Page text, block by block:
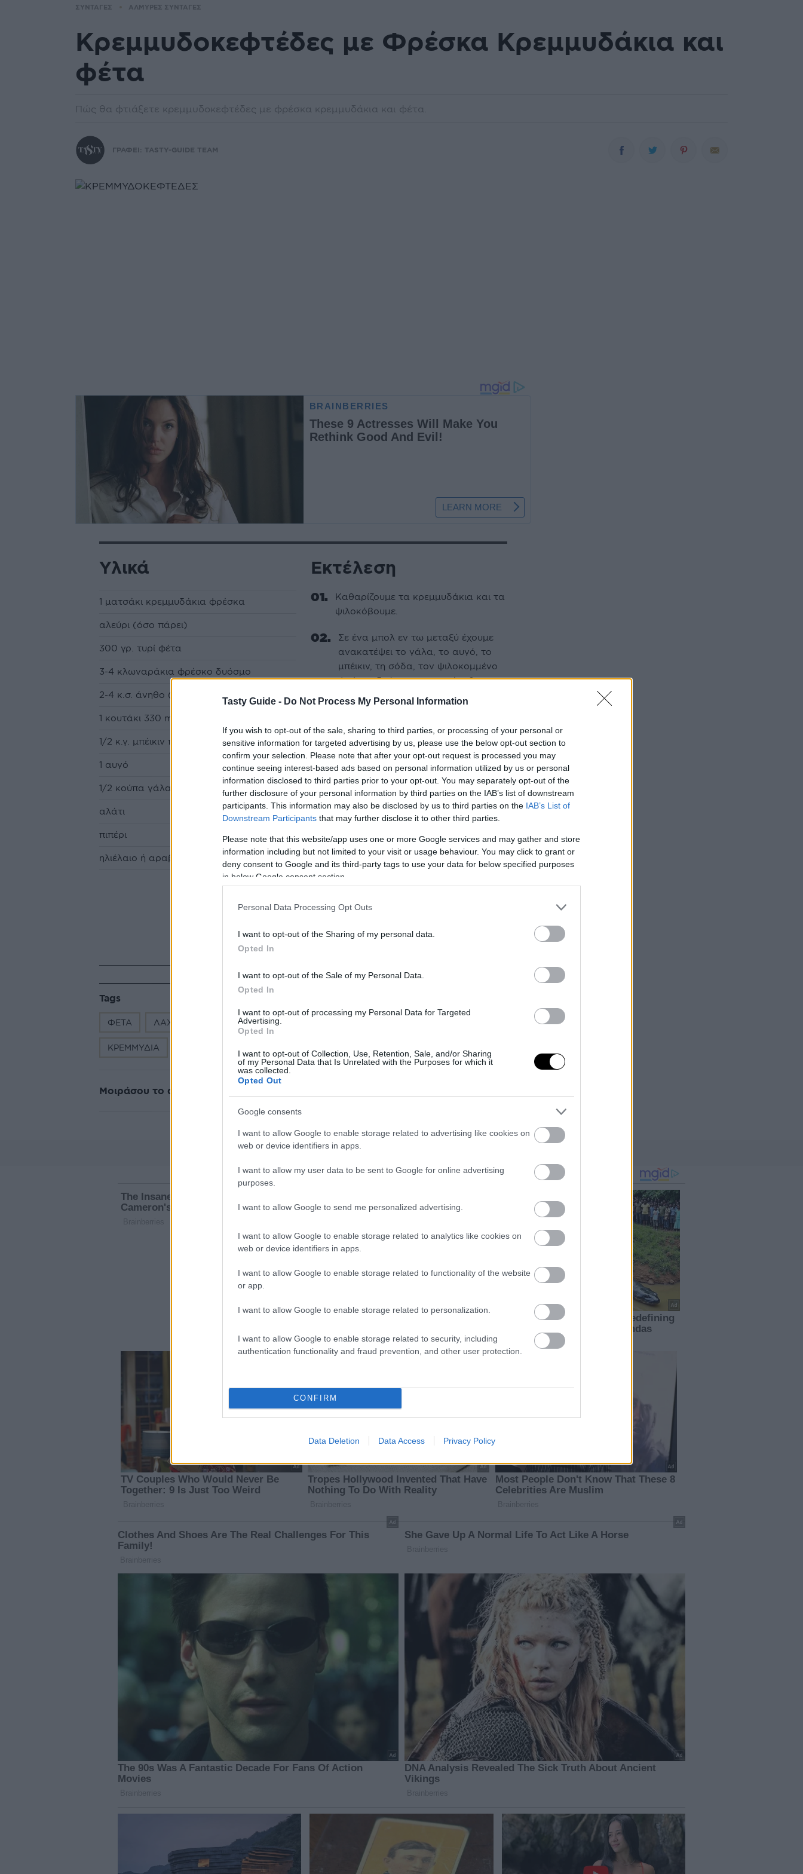
Tasty Guide - Do Not Process My Personal Information
If you wish to opt-out of the sale, sharing to third parties, or processing of your personal or
sensitive information for targeted advertising by us, please use the below opt-out section to
confirm your selection. Please note that after your opt-out request is processed you may
continue seeing interest-based ads based on personal information utilized by us or personal
information disclosed to third parties prior to your opt-out. You may separately opt-out of the
further disclosure of your personal information by third parties on the IAB’s list of downstream
participants. This information may also be disclosed by us to third parties on the IAB’s List of
Downstream Participants that may further disclose it to other third parties.
Please note that this website/app uses one or more Google services and may gather and store
information including but not limited to your visit or usage behaviour. You may click to grant or
deny consent to Google and its third-party tags to use your data for below specified purposes
in below Google consent section.
Personal Data Processing Opt Outs
I want to opt-out of the Sharing of my personal data.
Opted In
I want to opt-out of the Sale of my Personal Data.
Opted In
I want to opt-out of processing my Personal Data for Targeted
Advertising.
Opted In
I want to opt-out of Collection, Use, Retention, Sale, and/or Sharing
of my Personal Data that Is Unrelated with the Purposes for which it
was collected.
Opted Out
Google consents
I want to allow Google to enable storage related to advertising like cookies on
web or device identifiers in apps.
I want to allow my user data to be sent to Google for online advertising
purposes.
I want to allow Google to send me personalized advertising.
I want to allow Google to enable storage related to analytics like cookies on
web or device identifiers in apps.
I want to allow Google to enable storage related to functionality of the website
or app.
I want to allow Google to enable storage related to personalization.
I want to allow Google to enable storage related to security, including
authentication functionality and fraud prevention, and other user protection.
CONFIRM
Data Deletion Data Access Privacy Policy
ΣΥΝΤΑΓΕΣ ΑΛΜΥΡΕΣ ΣΥΝΤΑΓΕΣ
Κρεμμυδοκεφτέδες με Φρέσκα Κρεμμυδάκια και
φέτα
Πώς θα φτιάξετε κρεμμυδοκεφτέδες με φρέσκα κρεμμυδάκια και φέτα.
ΓΡΑΦΕΙ: TASTY-GUIDE TEAM
Υλικά
1 ματσάκι κρεμμυδάκια φρέσκα
αλεύρι (όσο πάρει)
300 γρ. τυρί φέτα
3-4 κλωναράκια φρέσκο δυόσμο
2-4 κ.σ. άνηθο (όσο θέλει ο καθένας)
1 κουτάκι 330 ml σόδα
1/2 κ.γ. μπέικιν πάουντερ
1 αυγό
1/2 κούπα γάλα φρέσκο
αλάτι
πιπέρι
ηλιέλαιο ή αραβοσιτέλαιο
Εκτέλεση
Καθαρίζουμε τα κρεμμυδάκια και τα
ψιλοκόβουμε.
Σε ένα μπολ εν τω μεταξύ έχουμε
ανακατέψει το γάλα, το αυγό, το
μπέικιν, τη σόδα, τον ψιλοκομμένο
φρέσκο δυόσμο και τον άνηθο.
Προσθέτουμε τα κρεμμυδάκια, (το
προσθέτουμε ελάχιστο αλάτι και
πιπέρι.
Ανακατεύουμε καλά και
προσθέτουμε αλεύρι τόσο όσο να
γίνει ένας πηχτός χυλός (να
στέκεται).
Βάζουμε στο τηγάνι μπόλικο
ηλιέλαιο ή αραβοσιτέλαιο (τόσο
ώστε να σκεπάζει σχεδόν τους
κεφτέδες) και μ’ ένα κουτάλι
βάζουμε το χυλό στο τηγάνι.
Τα τηγανίζουμε 3-4 λεπτά από κάθε
Tags
ΦΕΤΑ ΛΑΧΑΝΙΚΑ ΟΡΕΚΤΙΚΑ
ΚΡΕΜΜΥΔΙΑ
Μοιράσου το άρθρο